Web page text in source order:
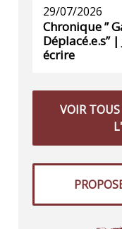
29/07/2026
Chronique ”
Déplacé.e.s”
écrire
VOIR